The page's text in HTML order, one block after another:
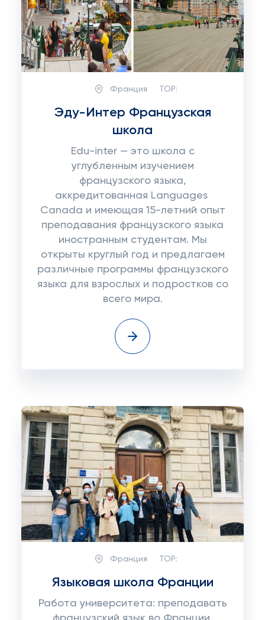
Франция TOP:
Эду-Интер Французская
школа
Edu-inter — это школа с
углубленным изучением
французского языка,
аккредитованная Languages ​​
Canada и имеющая 15-летний опыт
преподавания французского языка
иностранным студентам. Мы
открыты круглый год и предлагаем
различные программы французского
языка для взрослых и подростков со
всего мира.
Франция TOP:
Языковая школа Франции
Работа университета: преподавать